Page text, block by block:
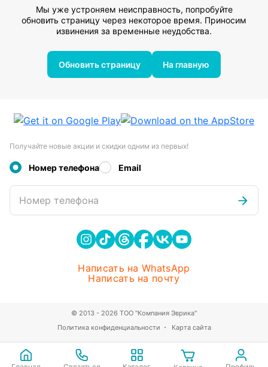
Мы уже устроняем неисправность, попробуйте
обновить страницу через некоторое время. Приносим
извинения за временные неудобства.
Обновить страницу На главную
Получайте новые акции и скидки одним из первых!
Номер телефона Email
Номер телефона
Написать на WhatsApp
Написать на почту
Политика конфиденциальности Карта сайта
© 2013 - 2026 ТОО "Компания Эврика"